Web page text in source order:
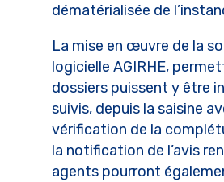
dématérialisée de
La mise en œuvre de la
logicielle AGIRHE,
dossiers puissent y être
suivis, depuis la saisine
vérification de la
la notification de l’avis
agents pourront